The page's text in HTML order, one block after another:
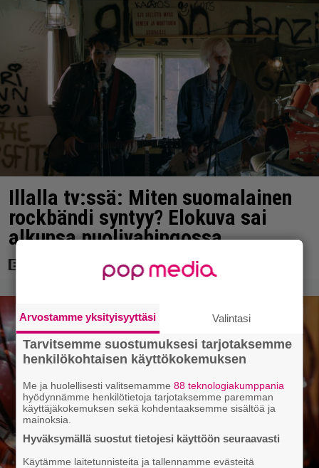
Illalla tv:ssä: Miten suomalainen
rockbändi syntyy? Elokuva sai
alkunsa puolivahingossa
Arvostamme yksityisyyttäsi Valintasi
Tarvitsemme suostumuksesi tarjotaksemme
henkilökohtaisen käyttökokemuksen
Me ja huolellisesti valitsemamme88 teknologiakumppania
hyödynnämme henkilötietoja tarjotaksemme paremman
käyttäjäkokemuksen sekä kohdentaaksemme sisältöä ja
mainoksia.
Hyväksymällä suostut tietojesi käyttöön seuraavasti
Käytämme laitetunnisteita ja tallennamme evästeitä